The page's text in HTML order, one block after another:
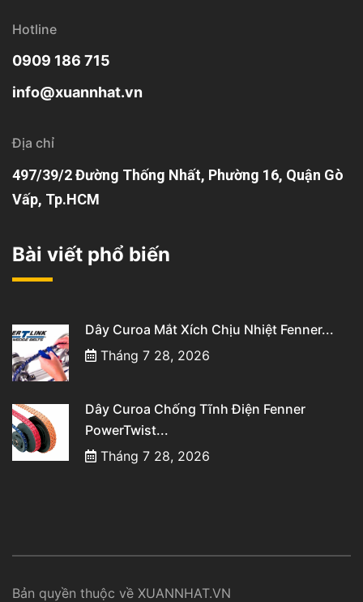
Hotline
0909 186 715
info@xuannhat.vn
Địa chỉ
497/39/2 Đường Thống Nhất, Phường 16, Quận Gò
Vấp, Tp.HCM
Bài viết phổ biến
Dây Curoa Mắt Xích Chịu Nhiệt Fenner...
Tháng 7 28, 2026
Dây Curoa Chống Tĩnh Điện Fenner
PowerTwist...
Tháng 7 28, 2026
Bản quyền thuộc về XUANNHAT.VN